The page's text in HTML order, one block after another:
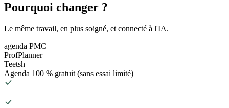
Pourquoi changer ?
Le même travail, en plus soigné, et connecté à l'IA.
agenda PMC
ProfPlanner
Teetsh
Agenda 100 % gratuit (sans essai limité)
—